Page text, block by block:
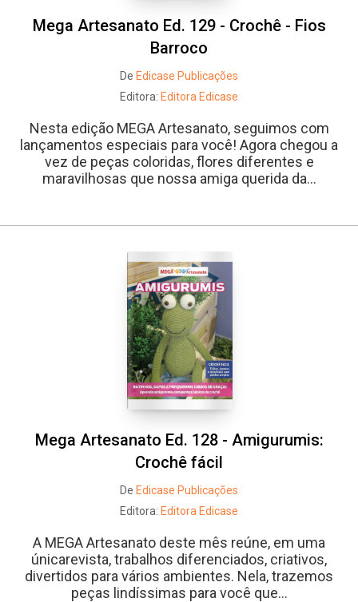
Mega Artesanato Ed. 129 - Crochê - Fios
Barroco
De Edicase Publicações
Editora: Editora Edicase
Nesta edição MEGA Artesanato, seguimos com
lançamentos especiais para você! Agora chegou a
vez de peças coloridas, flores diferentes e
maravilhosas que nossa amiga querida da...
Mega Artesanato Ed. 128 - Amigurumis:
Crochê fácil
De Edicase Publicações
Editora: Editora Edicase
A MEGA Artesanato deste mês reúne, em uma
únicarevista, trabalhos diferenciados, criativos,
divertidos para vários ambientes. Nela, trazemos
peças lindíssimas para você que...